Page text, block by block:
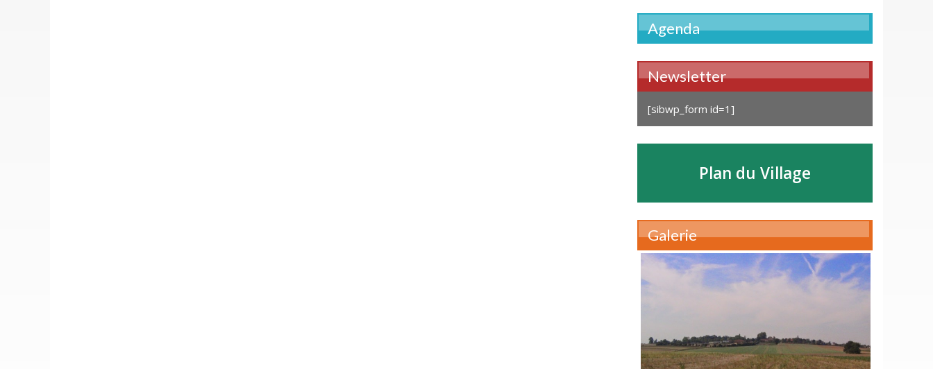
Agenda
Newsletter
[sibwp_form id=1]
Plan du Village
Galerie